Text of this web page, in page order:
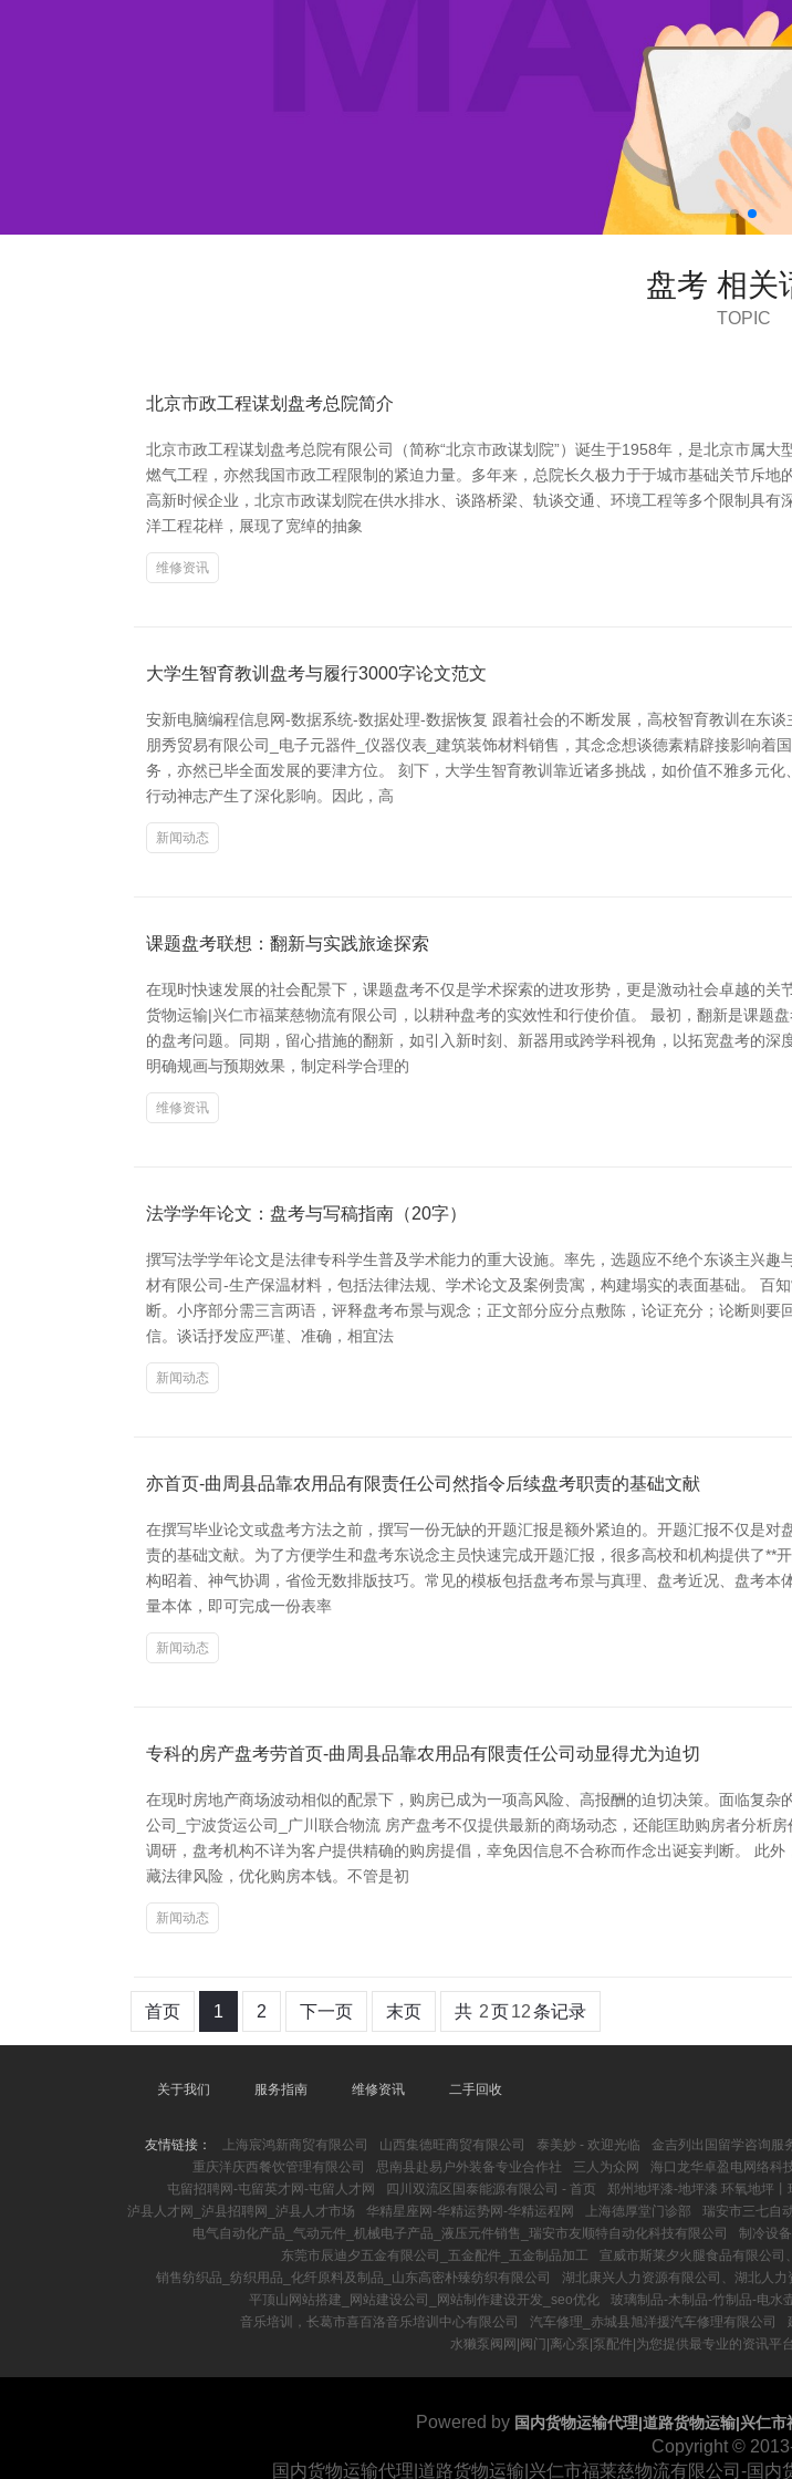
盘考 相关
TOPIC
北京市政工程谋划盘考总院简介
北京市政工程谋划盘考总院有限公司（简称“北京市政谋划院”）诞生于1958年，是北京市属
燃气工程，亦然我国市政工程限制的紧迫力量。多年来，总院长久极力于于城市基础关节斥
高新时候企业，北京市政谋划院在供水排水、谈路桥梁、轨谈交通、环境工程等多个限制具
洋工程花样，展现了宽绰的抽象
维修资讯
大学生智育教训盘考与履行3000字论文范文
安新电脑编程信息网-数据系统-数据处理-数据恢复 跟着社会的不断发展，高校智育教训在东
朋秀贸易有限公司_电子元器件_仪器仪表_建筑装饰材料销售，其念念想谈德素精辟接影响
务，亦然已毕全面发展的要津方位。 刻下，大学生智育教训靠近诸多挑战，如价值不雅多元
行动神志产生了深化影响。因此，高
新闻动态
课题盘考联想：翻新与实践旅途探索
在现时快速发展的社会配景下，课题盘考不仅是学术探索的进攻形势，更是激动社会卓越的
货物运输|兴仁市福莱慈物流有限公司，以耕种盘考的实效性和行使价值。 最初，翻新是课题
的盘考问题。同期，留心措施的翻新，如引入新时刻、新器用或跨学科视角，以拓宽盘考的
明确规画与预期效果，制定科学合理的
维修资讯
法学学年论文：盘考与写稿指南（20字）
撰写法学学年论文是法律专科学生普及学术能力的重大设施。率先，选题应不绝个东谈主兴
材有限公司-生产保温材料，包括法律法规、学术论文及案例贵寓，构建塌实的表面基础。 百
断。小序部分需三言两语，评释盘考布景与观念；正文部分应分点敷陈，论证充分；论断则
信。谈话抒发应严谨、准确，相宜法
新闻动态
亦首页-曲周县品靠农用品有限责任公司然指令后续盘考职责的基础文献
在撰写毕业论文或盘考方法之前，撰写一份无缺的开题汇报是额外紧迫的。开题汇报不仅是
责的基础文献。为了方便学生和盘考东说念主员快速完成开题汇报，很多高校和机构提供了
构昭着、神气协调，省俭无数排版技巧。常见的模板包括盘考布景与真理、盘考近况、盘考
量本体，即可完成一份表率
新闻动态
专科的房产盘考劳首页-曲周县品靠农用品有限责任公司动显得尤为迫切
在现时房地产商场波动相似的配景下，购房已成为一项高风险、高报酬的迫切决策。面临复
公司_宁波货运公司_广川联合物流 房产盘考不仅提供最新的商场动态，还能匡助购房者分析
调研，盘考机构不详为客户提供精确的购房提倡，幸免因信息不合称而作念出诞妄判断。 此
藏法律风险，优化购房本钱。不管是初
新闻动态
首页 1 2 下一页 末页 共 2页12条记录
关于我们 服务指南 维修资讯 二手回收
友情链接： 上海宸鸿新商贸有限公司 山西集德旺商贸有限公司 泰美妙 - 欢迎光临 金吉列出国留学咨询服
重庆洋庆西餐饮管理有限公司
思南县赴易户外装备专业合作社 三人为众网 海口龙华卓盈电网络科
屯留招聘网-屯留英才网-屯留人才网
四川双流区国泰能源有限公司 - 首页 郑州地坪漆-地坪漆 环氧地坪
泸县人才网_泸县招聘网_泸县人才市场
华精星座网-华精运势网-华精运程网 上海德厚堂门诊部 瑞安市三七自
电气自动化产品_气动元件_机械电子产品_液压元件销售_瑞安市友顺特自动化科技有限公司
制冷设
东莞市辰迪夕五金有限公司_五金配件_五金制品加工
宣威市斯莱夕火腿食品有限公司
销售纺织品_纺织用品_化纤原料及制品_山东高密朴臻纺织有限公司
湖北康兴人力资源有限公司、湖北人力
平顶山网站搭建_网站建设公司_网站制作建设开发_seo优化
玻璃制品-木制品-竹制品-电水
音乐培训，长葛市喜百洛音乐培训中心有限公司
汽车修理_赤城县旭洋援汽车修理有限公司
水獭泵阀网|阀门|离心泵|泵配件|为您提供最专业的资讯平
Powered by 国内货物运输代理|道路货物运输|兴仁市
Copyright ©
国内货物运输代理|道路货物运输|兴仁市福莱慈物流有限公司-国